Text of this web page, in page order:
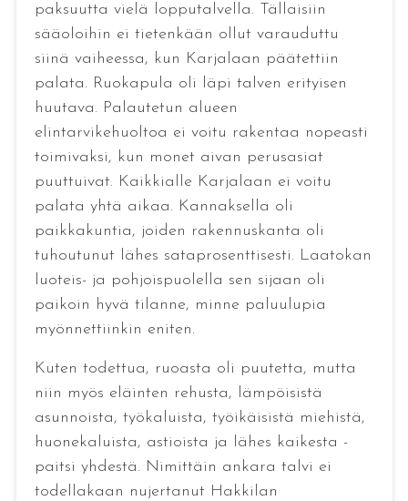
paksuutta vielä lopputalvella. Tällaisiin
sääoloihin ei tietenkään ollut varauduttu
siinä vaiheessa, kun Karjalaan päätettiin
palata. Ruokapula oli läpi talven erityisen
huutava. Palautetun alueen
elintarvikehuoltoa ei voitu rakentaa nopeasti
toimivaksi, kun monet aivan perusasiat
puuttuivat. Kaikkialle Karjalaan ei voitu
palata yhtä aikaa. Kannaksella oli
paikkakuntia, joiden rakennuskanta oli
tuhoutunut lähes sataprosenttisesti. Laatokan
luoteis- ja pohjoispuolella sen sijaan oli
paikoin hyvä tilanne, minne paluulupia
myönnettiinkin eniten.
Kuten todettua, ruoasta oli puutetta, mutta
niin myös eläinten rehusta, lämpöisistä
asunnoista, työkaluista, työikäisistä miehistä,
huonekaluista, astioista ja lähes kaikesta -
paitsi yhdestä. Nimittäin ankara talvi ei
todellakaan nujertanut Hakkilan